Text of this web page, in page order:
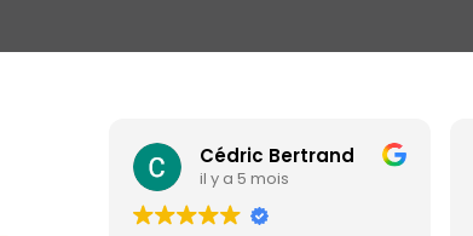
Cédric Bertrand
il y a 5 mois